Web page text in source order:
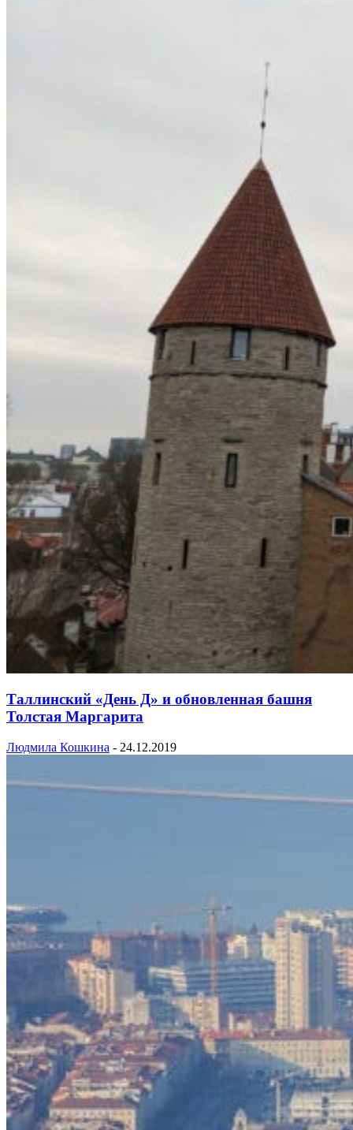
Таллинский «День Д» и обновленная башня
Толстая Маргарита
Людмила Кошкина - 24.12.2019